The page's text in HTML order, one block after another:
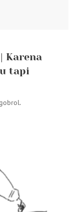
| Karena
tapi